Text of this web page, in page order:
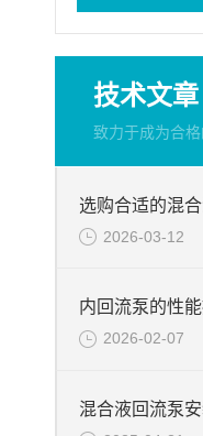
技术文章
致力于成为合格
2026-03-12
内回流泵的性
2026-02-07